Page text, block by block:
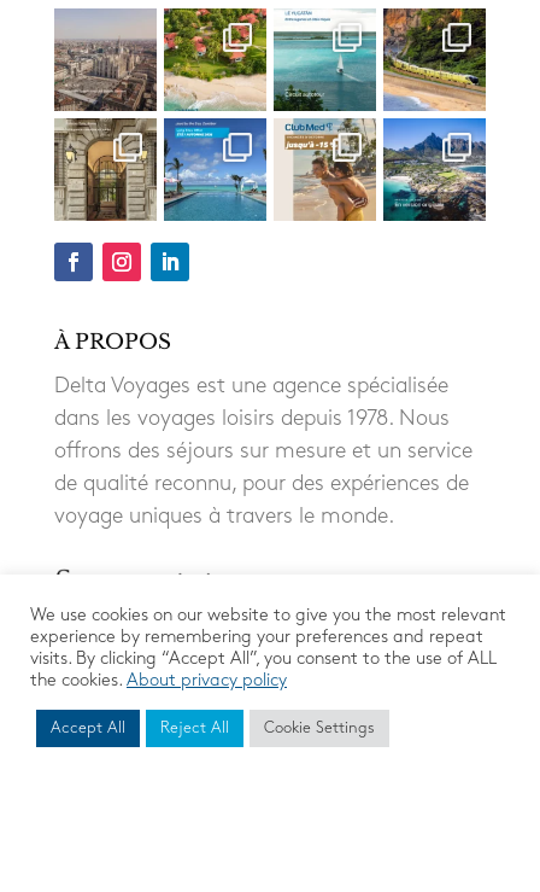
À PROPOS
Delta Voyages est une agence spécialisée
dans les voyages loisirs depuis 1978. Nous
offrons des séjours sur mesure et un service
de qualité reconnu, pour des expériences de
voyage uniques à travers le monde.
We use cookies on our website to give you the most relevant
experience by remembering your preferences and repeat
visits. By clicking “Accept All”, you consent to the use of ALL
the cookies. About privacy policy
Accept All Reject All Cookie Settings